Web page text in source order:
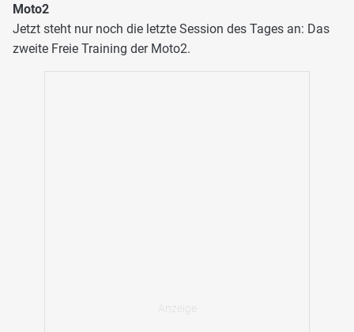
Moto2
Jetzt steht nur noch die letzte Session des Tages an: Das
zweite Freie Training der Moto2.